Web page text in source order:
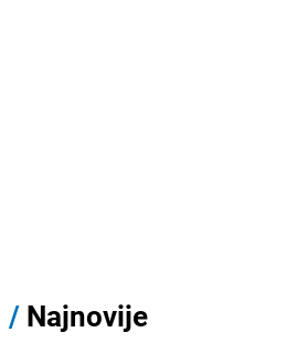
/ Najnovije